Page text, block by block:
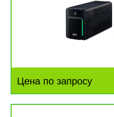
Цена по запросу